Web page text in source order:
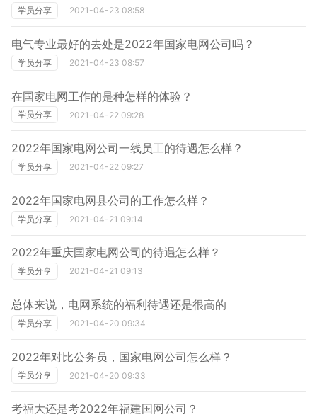
学员分享 2021-04-23 08:58
电气专业最好的去处是2022年国家电网公司吗？
学员分享 2021-04-23 08:57
在国家电网工作的是种怎样的体验？
学员分享 2021-04-22 09:28
2022年国家电网公司一线员工的待遇怎么样？
学员分享 2021-04-22 09:27
2022年国家电网县公司的工作怎么样？
学员分享 2021-04-21 09:14
2022年重庆国家电网公司的待遇怎么样？
学员分享 2021-04-21 09:13
总体来说，电网系统的福利待遇还是很高的
学员分享 2021-04-20 09:34
2022年对比公务员，国家电网公司怎么样？
学员分享 2021-04-20 09:33
考福大还是考2022年福建国网公司？